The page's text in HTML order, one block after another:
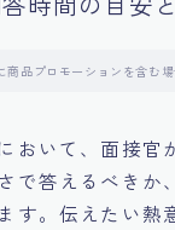
プのための面接
商品プロモーションを含む
おいて、面接官
で答えるべきか
す。伝えたい熱